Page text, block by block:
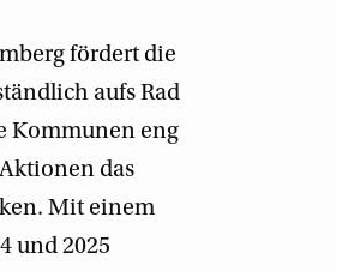
fördert die
aufs Rad
Kommunen eng
das
Mit einem
und 2025